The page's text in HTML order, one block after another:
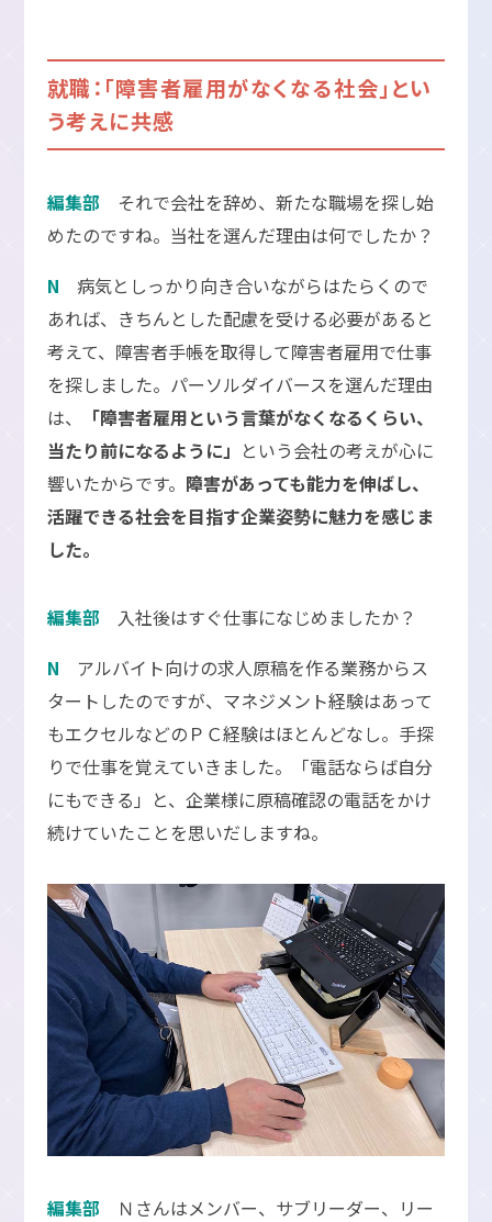
就職：「障害者雇用がなくなる社会」とい
う考えに共感
編集部 それで会社を辞め、新たな職場を探し始
めたのですね。当社を選んだ理由は何でしたか？
N 病気としっかり向き合いながらはたらくので
あれば、きちんとした配慮を受ける必要があると
考えて、障害者手帳を取得して障害者雇用で仕事
を探しました。パーソルダイバースを選んだ理由
は、
「障害者雇用という言葉がなくなるくらい、
当たり前になるように」 という会社の考えが心に
響いたからです。 障害があっても能力を伸ばし、
活躍できる社会を目指す企業姿勢に魅力を感じま
した。
編集部 入社後はすぐ仕事になじめましたか？
N アルバイト向けの求人原稿を作る業務からス
タートしたのですが、マネジメント経験はあって
もエクセルなどのＰＣ経験はほとんどなし。手探
りで仕事を覚えていきました。「電話ならば自分
にもできる」と、企業様に原稿確認の電話をかけ
続けていたことを思いだしますね。
編集部 Ｎさんはメンバー、サブリーダー、リー